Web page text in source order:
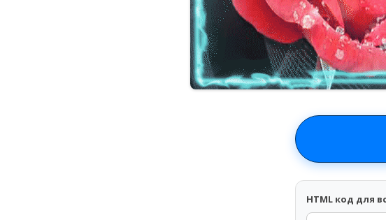
HTML код для